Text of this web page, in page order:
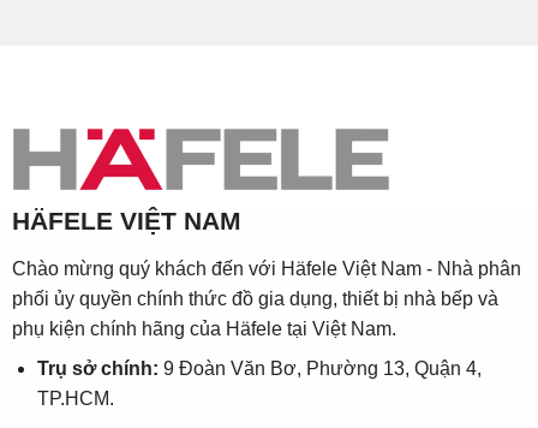
HÄFELE VIỆT NAM
Chào mừng quý khách đến với Häfele Việt Nam - Nhà phân
phối ủy quyền chính thức đồ gia dụng, thiết bị nhà bếp và
phụ kiện chính hãng của Häfele tại Việt Nam.
Trụ sở chính: 9 Đoàn Văn Bơ, Phường 13, Quận 4,
TP.HCM.